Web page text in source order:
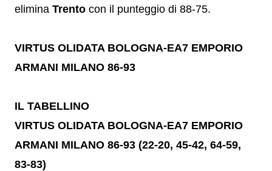
elimina Trento con il punteggio di 88-75.
VIRTUS OLIDATA BOLOGNA-EA7 EMPORIO
ARMANI MILANO 86-93
IL TABELLINO
VIRTUS OLIDATA BOLOGNA-EA7 EMPORIO
ARMANI MILANO 86-93 (22-20, 45-42, 64-59,
83-83)